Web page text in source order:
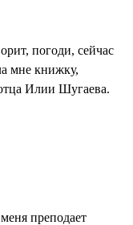
погоди, сейчас
мне книжку,
Илии Шугаева.
преподает